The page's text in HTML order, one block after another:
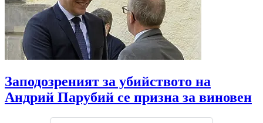
Заподозреният за убийството на
Андрий Парубий се призна за виновен